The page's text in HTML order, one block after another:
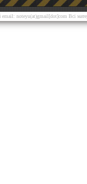
email: noteyu(at)gmail[dot]com Всі